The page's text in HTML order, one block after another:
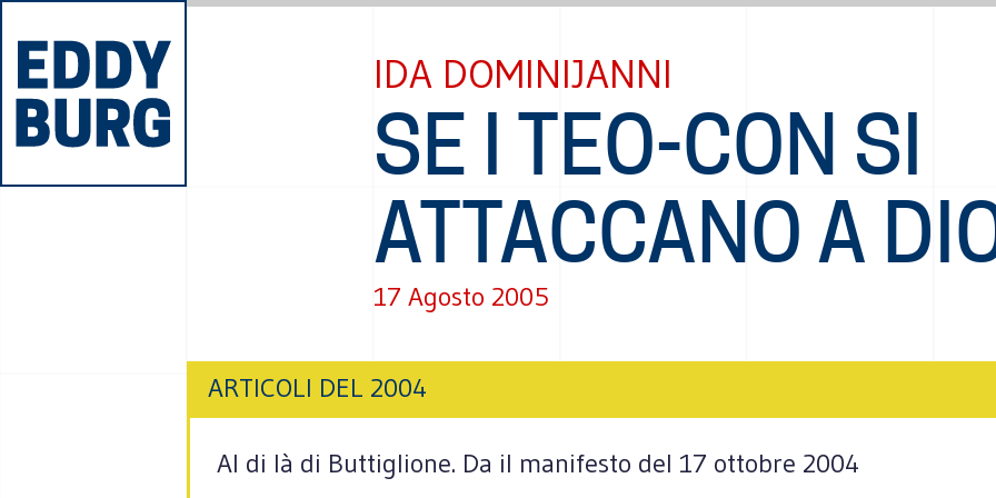
IDA DOMINIJANNI
SE I TEO-CON SI
ATTACCANO A
17 Agosto 2005
ARTICOLI DEL 2004
Al di là di Buttiglione. Da il manifesto del 17 ottobre 2004